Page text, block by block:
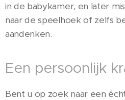
in de babykamer, en later
naar de speelhoek of zelfs
aandenken.
Een persoonlijk
Bent u op zoek naar een